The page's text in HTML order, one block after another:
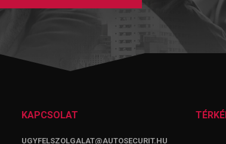
KAPCSOLAT
UGYFELSZOLGALAT@AUTOSECURIT.HU